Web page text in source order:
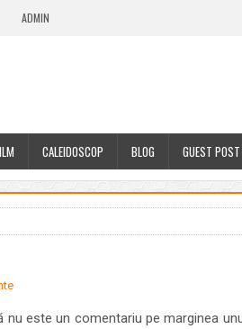
ADMIN
CALEIDOSCOP BLOG GUEST POST
este un comentariu pe marginea